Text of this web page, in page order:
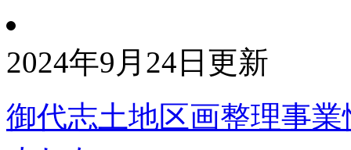
2024年9月24日更新
御代志土地区画整理事